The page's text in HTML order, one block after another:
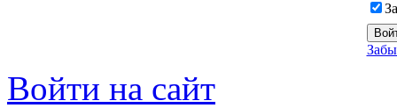
Войти на сайт